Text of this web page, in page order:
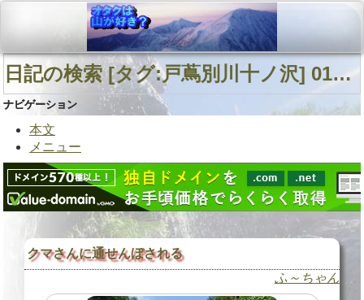
日記の検索 [タグ:戸蔦別川十ノ沢] 01～03(03件中)
ナビゲーション
本文
メニュー
クマさんに通せんぼされる
ふ～ちゃん